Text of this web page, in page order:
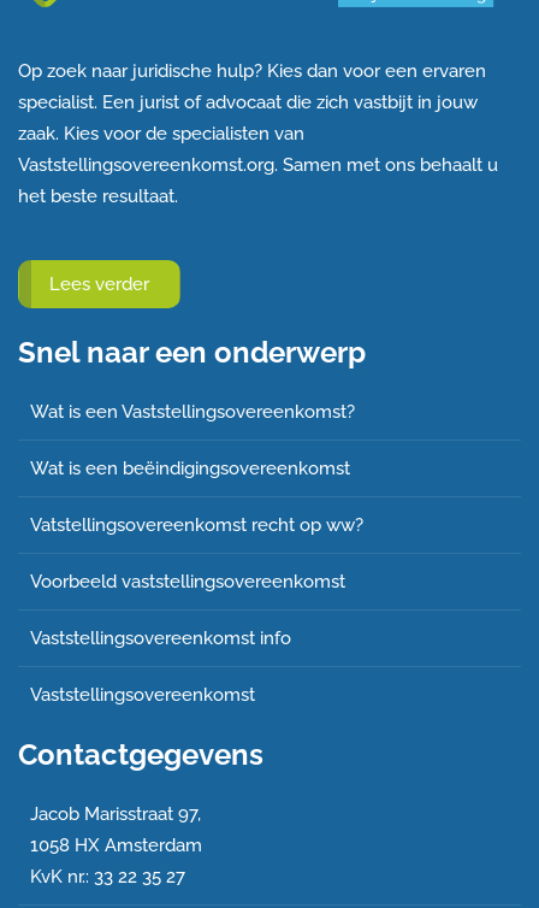
Op zoek naar juridische hulp? Kies dan voor een ervaren
specialist. Een jurist of advocaat die zich vastbijt in jouw
zaak. Kies voor de specialisten van
Vaststellingsovereenkomst.org. Samen met ons behaalt u
het beste resultaat.
Lees verder
Snel naar een onderwerp
Wat is een Vaststellingsovereenkomst?
Wat is een beëindigingsovereenkomst
Vatstellingsovereenkomst recht op ww?
Voorbeeld vaststellingsovereenkomst
Vaststellingsovereenkomst info
Vaststellingsovereenkomst
Contactgegevens
Jacob Marisstraat 97,
1058 HX Amsterdam
KvK nr.: 33 22 35 27